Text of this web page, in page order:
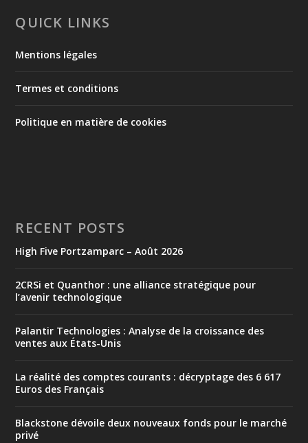
QUICK LINKS
Mentions légales
Termes et conditions
Politique en matière de cookies
RECENT POSTS
High Five Portzamparc – Août 2026
2CRSi et Quanthor : une alliance stratégique pour
l’avenir technologique
Palantir Technologies : Analyse de la croissance des
ventes aux États-Unis
La réalité des comptes courants : décryptage des 6 617
Euros des Français
Blackstone dévoile deux nouveaux fonds pour le marché
privé